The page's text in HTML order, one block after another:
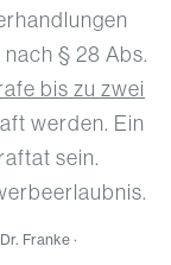
§ 28 Abs.
bis zu zwei
werden. Ein
sein.
Franke ·